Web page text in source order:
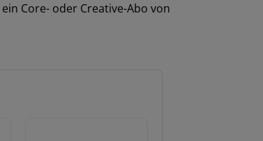
Core- oder Creative-Abo von